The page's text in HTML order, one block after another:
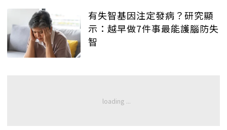
有失智基因注定發病？研究顯
示：越早做7件事最能護腦防失
智